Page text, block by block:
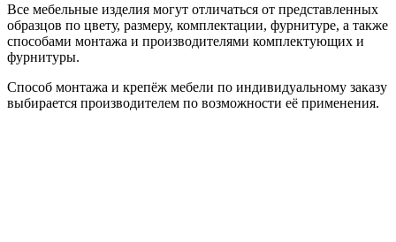
Все мебельные изделия могут отличаться от представленных
образцов по цвету, размеру, комплектации, фурнитуре, а также
способами монтажа и производителями комплектующих и
фурнитуры.
Способ монтажа и крепёж мебели по индивидуальному заказу
выбирается производителем по возможности её применения.